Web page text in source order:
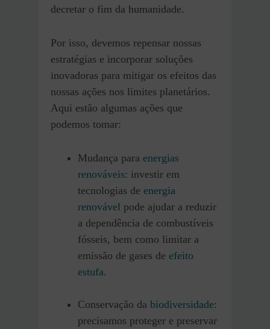
decretar o fim da humanidade.
Por isso, devemos repensar nossas
estratégias e incorporar soluções
inovadoras para mitigar os efeitos das
nossas ações nos limites planetários.
Aqui estão algumas ações que
podemos tomar:
Mudança para energias
renováveis: investir em
tecnologias de energia
renovável pode ajudar a reduzir
a dependência de combustíveis
fósseis, bem como limitar a
emissão de gases de efeito
estufa.
Conservação da biodiversidade:
precisamos proteger e preservar